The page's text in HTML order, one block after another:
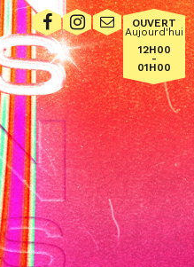
OUVERT
Aujourd'hui
12H00
-
01H00